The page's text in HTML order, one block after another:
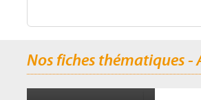
Nos fiches thématiques -